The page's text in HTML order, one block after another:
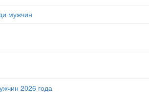
мужчин
2026 года